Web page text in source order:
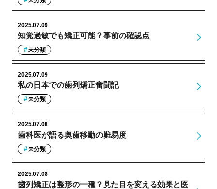
知覚過敏でも矯正可能？事前の確認点
2025.07.09
未分類
私の日本での歯列矯正奮闘記
2025.07.09
未分類
歯科医が語る奥歯移動の難易度
2025.07.08
未分類
歯列矯正は整形の一種？見た目を変える効果と医
2025.07.08